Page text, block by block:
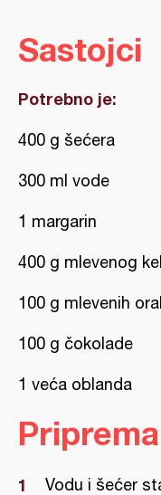
Sastojci
Potrebno je:
400 g šećera
300 ml vode
1 margarin
400 g mlevenog
100 g mlevenih
100 g čokolade
1 veća oblanda
Priprema
Vodu i šećer